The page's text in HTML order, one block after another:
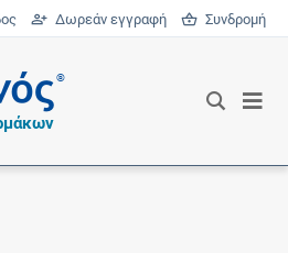
Δωρεάν εγγραφή Συνδρομή
®